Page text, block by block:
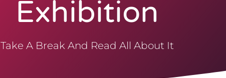
Exhibition
Take A Break And Read All About It